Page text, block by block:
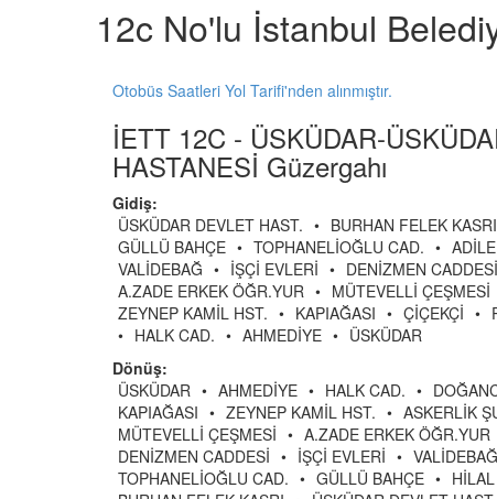
12c No'lu İstanbul
Otobüs Saatleri Yol Tarifi'nden alınmıştır.
İETT 12C - ÜSKÜDAR-
HASTANESİ Güzergahı
Gidiş:
ÜSKÜDAR DEVLET HAST. • BURHAN FELEK KASRI
GÜLLÜ BAHÇE • TOPHANELİOĞLU CAD. •
VALİDEBAĞ • İŞÇİ EVLERİ • DENİZMEN CADDESİ
A.ZADE ERKEK ÖĞR.YUR • MÜTEVELLİ ÇEŞMESİ
ZEYNEP KAMİL HST. • KAPIAĞASI • ÇİÇEKÇİ •
• HALK CAD. • AHMEDİYE • ÜSKÜDAR
Dönüş:
ÜSKÜDAR • AHMEDİYE • HALK CAD. •
KAPIAĞASI • ZEYNEP KAMİL HST. • ASKERLİK
MÜTEVELLİ ÇEŞMESİ • A.ZADE ERKEK ÖĞR.YUR
DENİZMEN CADDESİ • İŞÇİ EVLERİ • VALİDEBAĞ
TOPHANELİOĞLU CAD. • GÜLLÜ BAHÇE •